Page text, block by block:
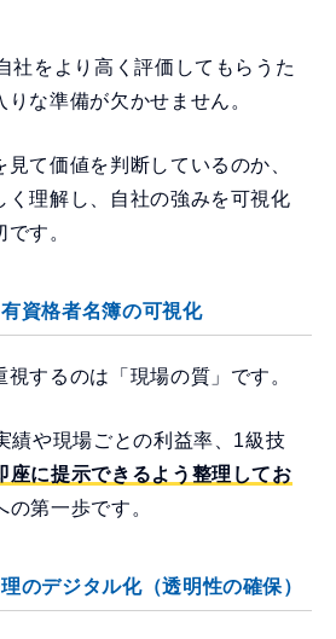
社をより高く評価してもらうた
な準備が欠かせません。
て価値を判断しているのか、
く理解し、自社の強みを可視化
す。
資格者名簿の可視化
するのは「現場の質」です。
績や現場ごとの利益率、1級技
座に提示できるよう整理してお
の第一歩です。
のデジタル化（透明性の確保）